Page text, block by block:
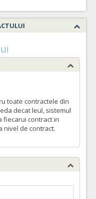
toate contractele din
decat leul, sistemul
fiecarui contract in
nivel de contract.